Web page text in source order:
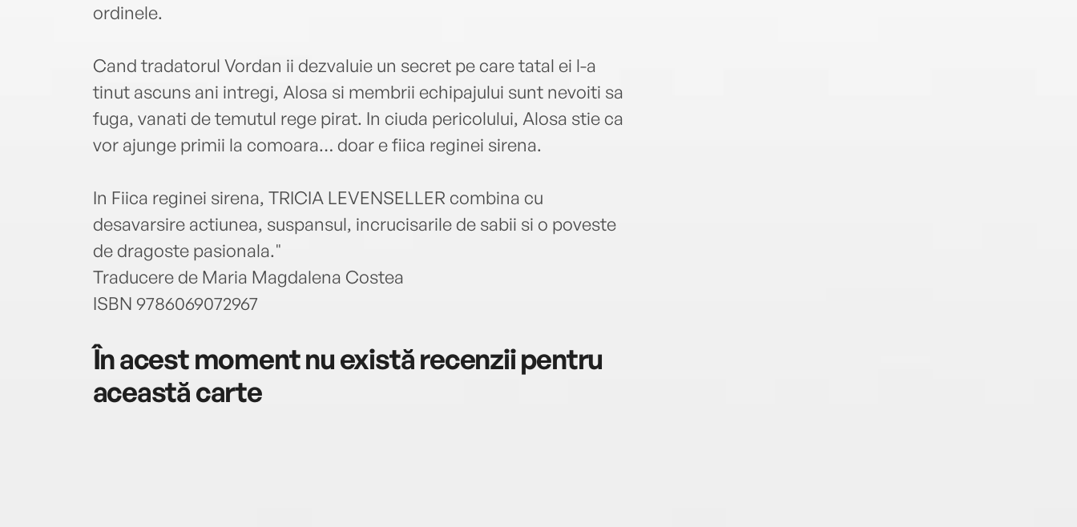
ordinele.
Cand tradatorul Vordan ii dezvaluie un secret pe care tatal ei l-a
tinut ascuns ani intregi, Alosa si membrii echipajului sunt nevoiti sa
fuga, vanati de temutul rege pirat. In ciuda pericolului, Alosa stie ca
vor ajunge primii la comoara… doar e fiica reginei sirena.
In Fiica reginei sirena, TRICIA LEVENSELLER combina cu
desavarsire actiunea, suspansul, incrucisarile de sabii si o poveste
de dragoste pasionala."
Traducere de Maria Magdalena Costea
ISBN 9786069072967
În acest moment nu există recenzii pentru
această carte